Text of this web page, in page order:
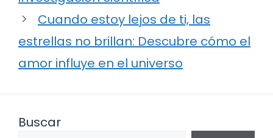
Cuando estoy lejos de ti, las
estrellas no brillan: Descubre cómo el
amor influye en el universo
Buscar